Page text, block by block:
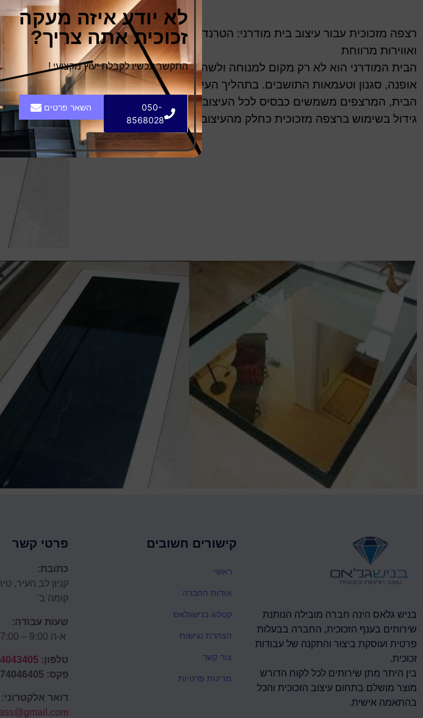
רצפה מזכוכית עבור עיצוב בית מודרני: הטרנד החדש שמשדר שקט
ואווירות מרווחת
הבית המודרני הוא לא רק מקום למנוחה ולשהייה, אלא גם ביטוי של
אופנה, סגנון וטעמאות התושבים. בתהליך העיצוב הפנימי והחיצוני של
הבית, המרצפים משמשים כבסיס לכל העיצוב, ובשנים האחרונות ניכר
גידול בשימוש ברצפה מזכוכית כחלק מהעיצוב המודרני.
בניש גלאס הינה חברה מובילה הנותנת
שירותים בענף הזכוכית, החברה בבעלות
פרטית ועוסקת ביצור והתקנה של עבודות
זכוכית.
בין היתר מתן שירותים לכל לקוח הדורש
מוצר מושלם בתחום עיצוב הזכוכית והכל
בהתאמה אישית.
קישורים חשובים
ראשי
אודות החברה
קטלוג בנישגלאס
הצהרת נגישות
צור קשר
מדינות פרטיות
פרטי קשר
כתובת:
קומה ב'
שעות עבודה:
א-ה 9:00 – 17:00
טלפון:
פקס: 0774046405
דואר אלקטרוני:
לא יודע איזה מעקה
זכוכית אתה צריך?
התקשר עכשיו לקבלת יעוץ מקצועי !
050-
8568028
השאר פרטים